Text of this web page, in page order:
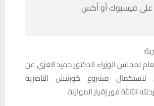
على فيسبوك أو أكس
لمجلس الوزراء الدكتور حميد الغزي عن
مشروع كورنيش الناصرية
الثالثة فور إقرار الموازنة.